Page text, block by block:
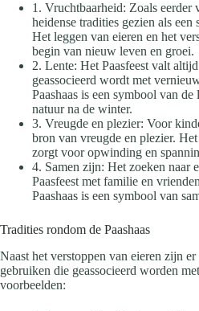
1. Vruchtbaarheid: Zoals eerder
heidense tradities gezien als
Het leggen van eieren en het
begin van nieuw leven en groei.
2. Lente: Het Paasfeest valt
geassocieerd wordt met
Paashaas is een symbool van
natuur na de winter.
3. Vreugde en plezier: Voor
bron van vreugde en plezier.
zorgt voor opwinding en
4. Samen zijn: Het zoeken naar
Paasfeest met familie en
Paashaas is een symbool van
Tradities rondom de Paashaas
Naast het verstoppen van eieren zijn
gebruiken die geassocieerd worden
voorbeelden: